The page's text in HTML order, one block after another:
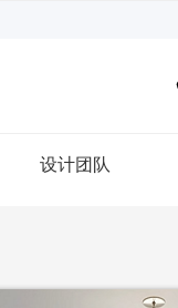
设计团队